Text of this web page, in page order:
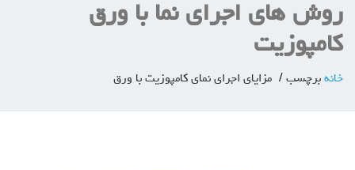
روش های اجرای نما با ورق
کامپوزیت
خانه برچسب مزایای اجرای نمای کامپوزیت با ورق